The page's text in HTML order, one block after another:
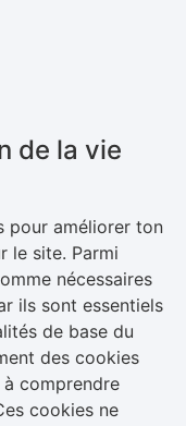
de la vie
pour améliorer ton
le site. Parmi
nécessaires
ils sont essentiels
de base du
des cookies
comprendre
cookies ne